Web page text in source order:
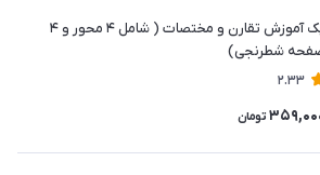
پک آموزش تقارن و مختصات ( شامل ۴ محور و ۴
شطرنجی)
2.33
تومان